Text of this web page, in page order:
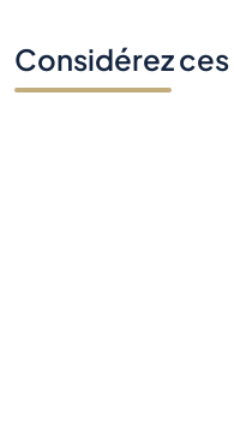
Considérez